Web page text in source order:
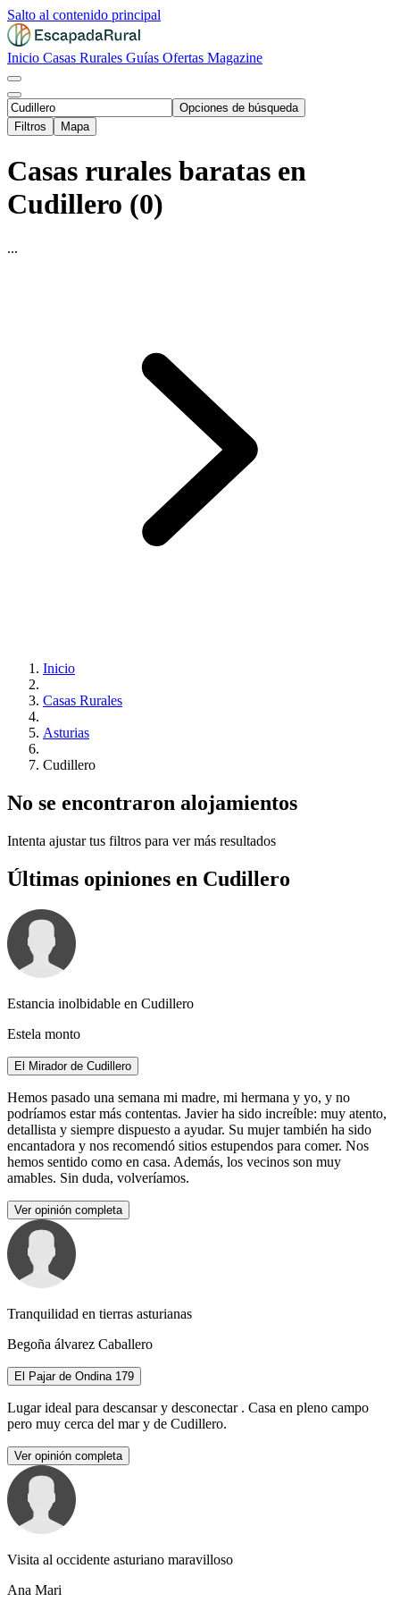
Salto al contenido principal
Inicio Casas Rurales Guías Ofertas Magazine
Opciones de búsqueda
Filtros
Mapa
Casas rurales baratas en
Cudillero (0)
...
Inicio
Casas Rurales
Asturias
Cudillero
No se encontraron alojamientos
Intenta ajustar tus filtros para ver más resultados
Últimas opiniones en Cudillero
Estancia inolbidable en Cudillero
Estela monto
El Mirador de Cudillero
Hemos pasado una semana mi madre, mi hermana y yo, y no
podríamos estar más contentas. Javier ha sido increíble: muy atento,
detallista y siempre dispuesto a ayudar. Su mujer también ha sido
encantadora y nos recomendó sitios estupendos para comer. Nos
hemos sentido como en casa. Además, los vecinos son muy
amables. Sin duda, volveríamos.
Ver opinión completa
Tranquilidad en tierras asturianas
Begoña álvarez Caballero
El Pajar de Ondina 179
Lugar ideal para descansar y desconectar . Casa en pleno campo
pero muy cerca del mar y de Cudillero.
Ver opinión completa
Visita al occidente asturiano maravilloso
Ana Mari